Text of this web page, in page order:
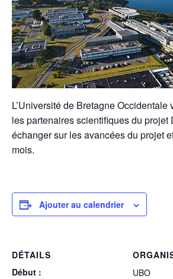
L’Université de Bretagne
les partenaires scientifiques du projet
échanger sur les avancées du projet
mois.
Ajouter au calendrier
DÉTAILS
Début :
UBO